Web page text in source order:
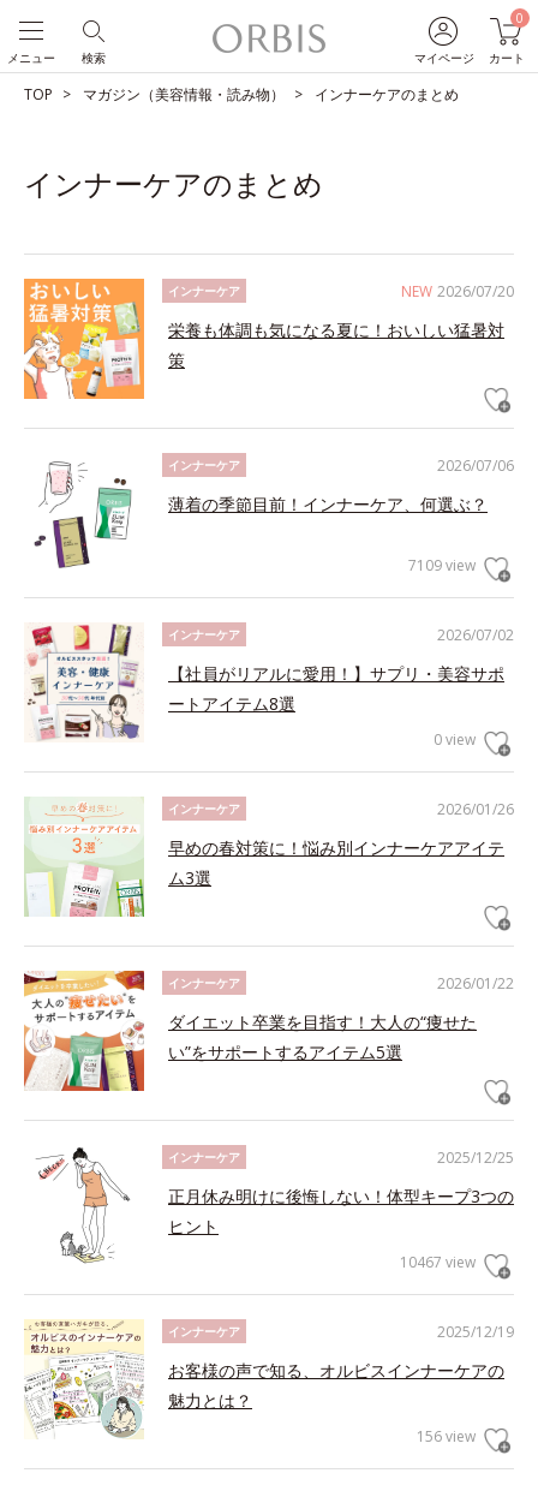
マイページ
0
カート
検索
メニュー
TOP マガジン（美容情報・読み物） インナーケアのまとめ
インナーケアのまとめ
NEW 2026/07/20
インナーケア
栄養も体調も気になる夏に！おいしい猛暑対
策
2026/07/06
インナーケア
薄着の季節目前！インナーケア、何選ぶ？
7109 view
2026/07/02
インナーケア
【社員がリアルに愛用！】サプリ・美容サポ
ートアイテム8選
0 view
2026/01/26
インナーケア
早めの春対策に！悩み別インナーケアアイテ
ム3選
2026/01/22
インナーケア
ダイエット卒業を目指す！大人の“痩せた
い”をサポートするアイテム5選
2025/12/25
インナーケア
正月休み明けに後悔しない！体型キープ3つの
ヒント
10467 view
2025/12/19
インナーケア
お客様の声で知る、オルビスインナーケアの
魅力とは？
156 view